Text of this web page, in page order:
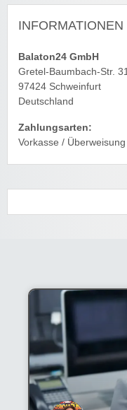
Balaton24 GmbH
Gretel-Baumbach-Str. 31
97424 Schweinfurt
Deutschland
Zahlungsarten:
Vorkasse / Überweisung